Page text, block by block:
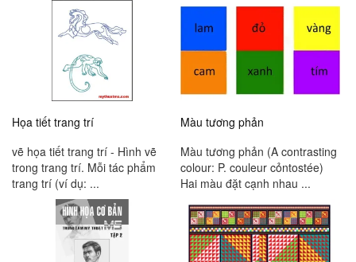
Họa tiết trang trí
vẽ họa tiết trang trí - Hình vẽ
trong trang trí. Mỗi tác phẩm
trang trí (ví dụ: ...
Màu tương phản
Màu tương phản (A contrasting
colour: P. couleur cỏntostée)
Hai màu đặt cạnh nhau ...